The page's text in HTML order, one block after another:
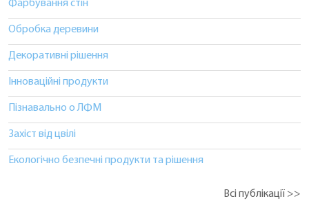
Фарбування стін
Обробка деревини
Декоративні рішення
Інноваційні продукти
Пізнавально о ЛФМ
Захіст від цвілі
Екологічно безпечні продукти та рішення
Всі публікації >>